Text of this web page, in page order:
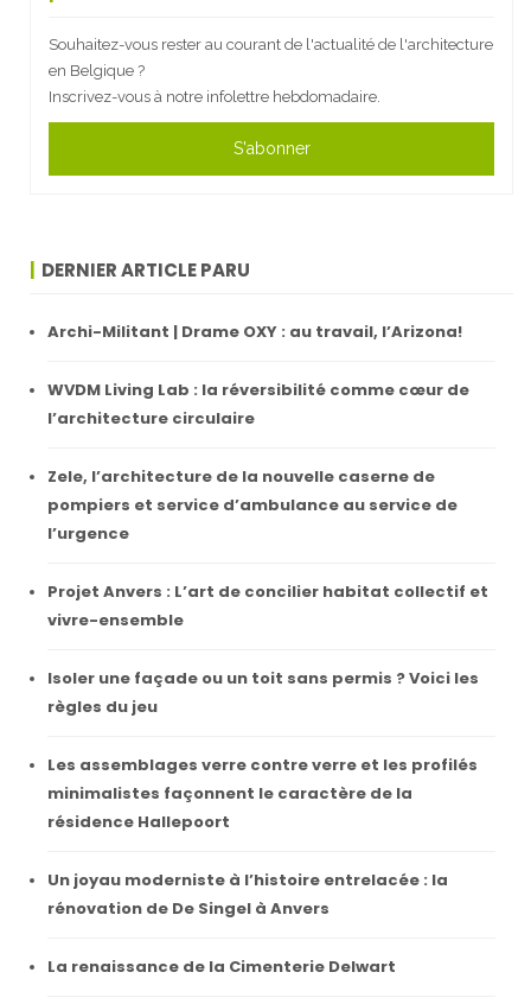
Souhaitez-vous rester au courant de l'actualité de l'architecture
en Belgique ?
Inscrivez-vous à notre infolettre hebdomadaire.
S'abonner
DERNIER ARTICLE PARU
Archi-Militant | Drame OXY : au travail, l’Arizona!
WVDM Living Lab : la réversibilité comme cœur de
l’architecture circulaire
Zele, l’architecture de la nouvelle caserne de
pompiers et service d’ambulance au service de
l’urgence
Projet Anvers : L’art de concilier habitat collectif et
vivre-ensemble
Isoler une façade ou un toit sans permis ? Voici les
règles du jeu
Les assemblages verre contre verre et les profilés
minimalistes façonnent le caractère de la
résidence Hallepoort
Un joyau moderniste à l’histoire entrelacée : la
rénovation de De Singel à Anvers
La renaissance de la Cimenterie Delwart